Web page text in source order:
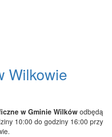
Wilkowie
w Gminie Wilkówodbędą
10:00 do godziny 16:00 przy